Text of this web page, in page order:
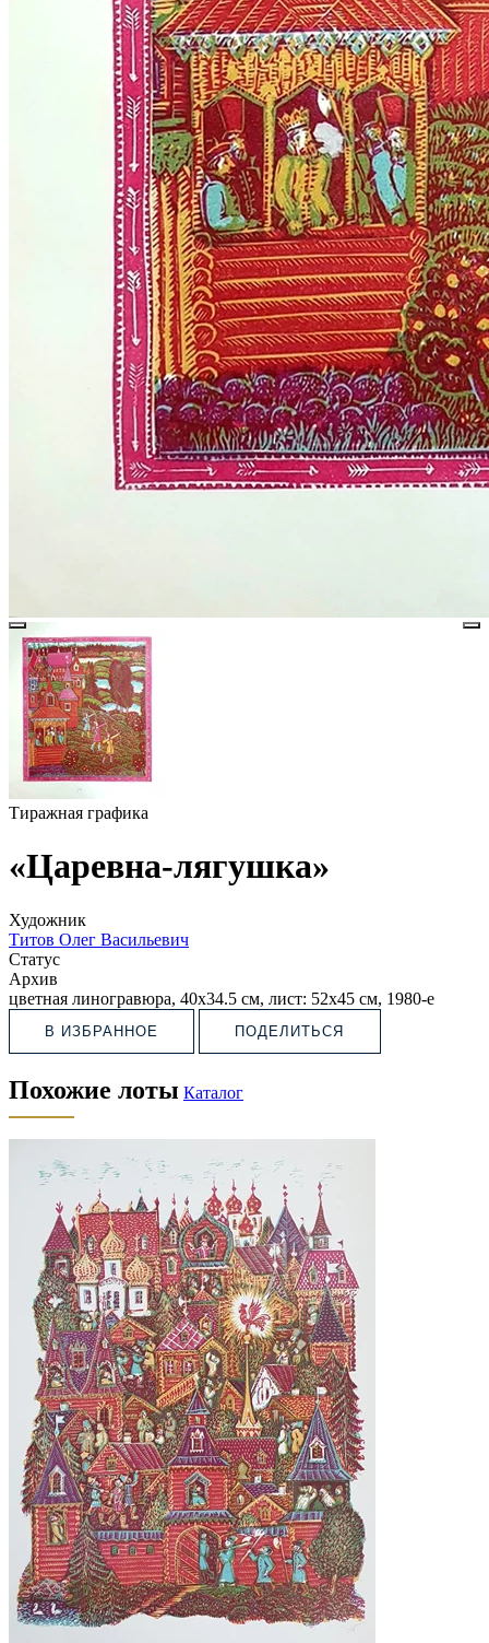
Тиражная графика
«Царевна-лягушка»
Художник
Титов Олег Васильевич
Статус
Архив
цветная линогравюра, 40х34.5 см, лист: 52х45 см, 1980-e
В ИЗБРАННОЕ ПОДЕЛИТЬСЯ
Похожие лоты Каталог